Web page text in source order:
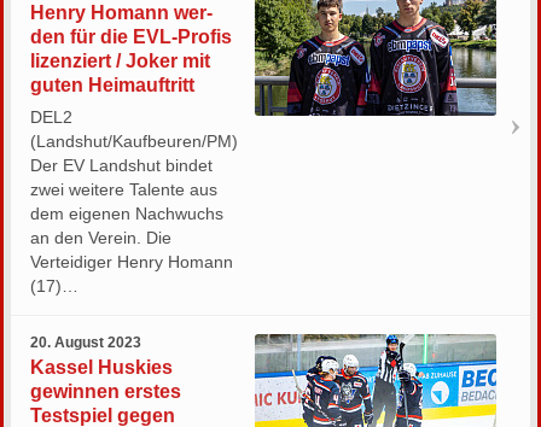
Henry Ho­mann wer­
den für die EVL-Pro­fis
li­zen­ziert / Joker mit
guten Heimauftritt
DEL2
(Landshut/Kaufbeuren/PM)
Der EV Landshut bindet
zwei weitere Talente aus
dem eigenen Nachwuchs
an den Verein. Die
Verteidiger Henry Homann
(17)…
20. August 2023
Kassel Huskies
gewinnen erstes
Testspiel gegen